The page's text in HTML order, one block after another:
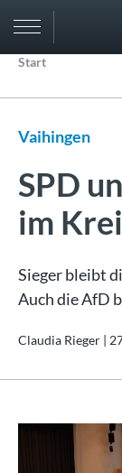
Start
Vaihingen
SPD
im
Sieger bleibt
Auch die AfD
Claudia Rieger |